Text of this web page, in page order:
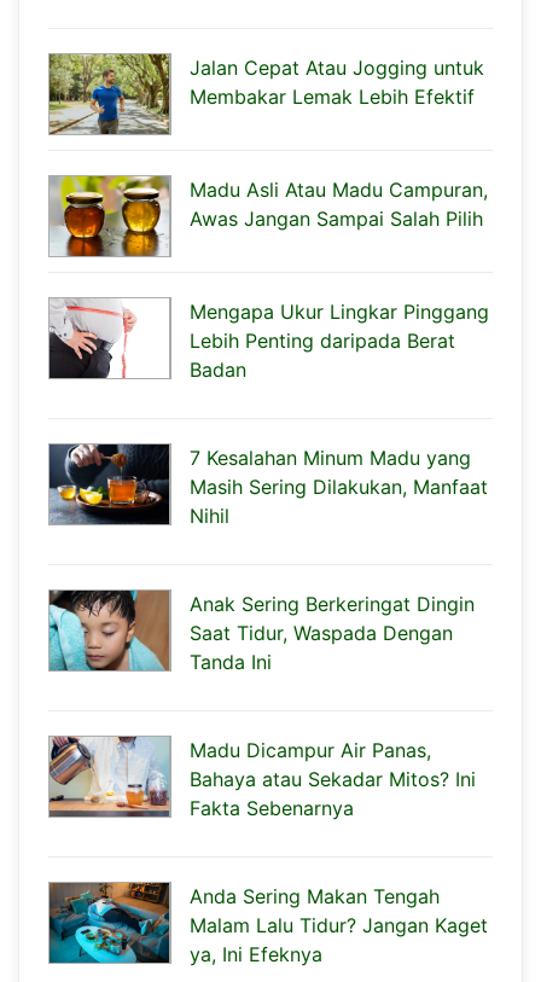
Jalan Cepat Atau Jogging untuk
Membakar Lemak Lebih Efektif
Madu Asli Atau Madu Campuran,
Awas Jangan Sampai Salah Pilih
Mengapa Ukur Lingkar Pinggang
Lebih Penting daripada Berat
Badan
7 Kesalahan Minum Madu yang
Masih Sering Dilakukan, Manfaat
Nihil
Anak Sering Berkeringat Dingin
Saat Tidur, Waspada Dengan
Tanda Ini
Madu Dicampur Air Panas,
Bahaya atau Sekadar Mitos? Ini
Fakta Sebenarnya
Anda Sering Makan Tengah
Malam Lalu Tidur? Jangan Kaget
ya, Ini Efeknya